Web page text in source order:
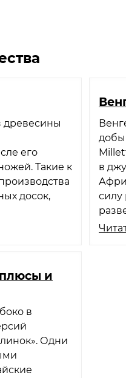
древесины
его
Такие к
досок,
в
силу
и
в
Одни